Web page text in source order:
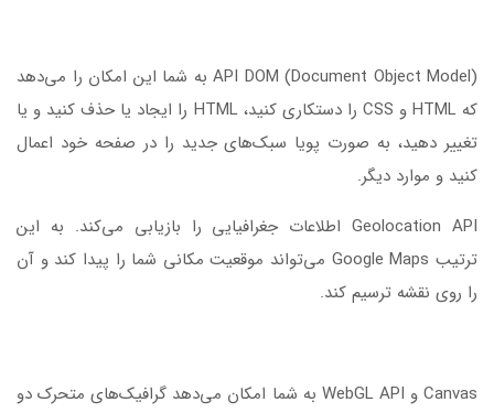
API DOM (Document Object Model) به شما این امکان را می‌دهد
که HTML و CSS را دستکاری کنید، HTML را ایجاد یا حذف کنید و یا
تغییر دهید، به صورت پویا سبک‌های جدید را در صفحه خود اعمال
کنید و موارد دیگر.
Geolocation API اطلاعات جغرافیایی را بازیابی می‌کند. به این
ترتیب Google Maps می‌تواند موقعیت مکانی شما را پیدا کند و آن
را روی نقشه ترسیم کند.
Canvas و WebGL API به شما امکان می‌دهد گرافیک‌های متحرک دو